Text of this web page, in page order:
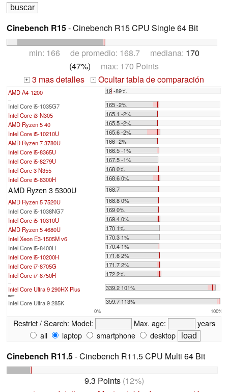
Cinebench R15- Cinebench R15 CPU Single 64 Bit
min: 166 de promedio: 168.7 mediana: 170
(47%) max: 170 Points
+ 3 mas detalles - Ocultar tabla de comparación
AMD A4-1200 19 -89%
Intel Core i5-1035G7
165 -2%
Intel Core i3-N305
165.1 -2%
AMD Ryzen 5 40
165.5 -2%
Intel Core i5-10210U
165.6 -2%
AMD Ryzen 7 3780U
166 -2%
Intel Core i5-8365U
166.5 -1%
Intel Core i5-8279U
167.5 -1%
Intel Core 3 N355
168 0%
Intel Core i5-8300H
168.6 0%
AMD Ryzen 3 5300U
168.7
AMD Ryzen 5 7520U
168.8 0%
Intel Core i5-1038NG7
169 0%
Intel Core i5-10310U
169.4 0%
AMD Ryzen 5 4680U
170 1%
Intel Xeon E3-1505M v6
170.3 1%
Intel Core i5-8400H
170.4 1%
Intel Core i5-10200H
171.6 2%
Intel Core i7-8705G
171.7 2%
Intel Core i7-8750H
172 2%
Intel Core Ultra 9 290HX Plus 339.2 101%
max:
Intel Core Ultra 9 285K 359.7 113%
0% 100%
Restrict / Search: Model: Max. age:
years
all
laptop smartphone desktop
Cinebench R11.5- Cinebench R11.5 CPU Multi 64 Bit
9.3 Points(12%)